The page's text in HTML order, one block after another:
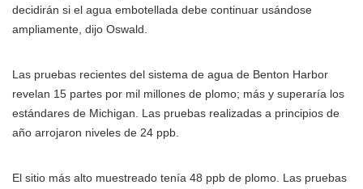
decidirán si el agua embotellada debe continuar usándose
ampliamente, dijo Oswald.
Las pruebas recientes del sistema de agua de Benton Harbor
revelan 15 partes por mil millones de plomo; más y superaría los
estándares de Michigan. Las pruebas realizadas a principios de
año arrojaron niveles de 24 ppb.
El sitio más alto muestreado tenía 48 ppb de plomo. Las pruebas